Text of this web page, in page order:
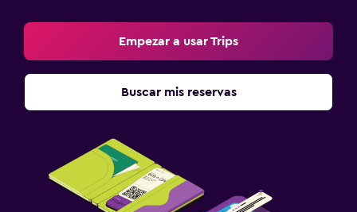
Empezar a usar Trips
Buscar mis reservas